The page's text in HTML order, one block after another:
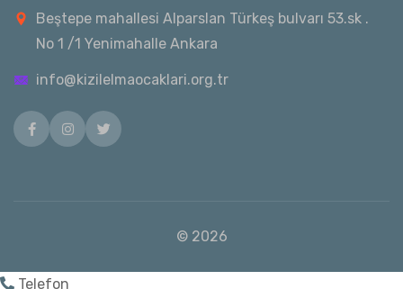
Beştepe mahallesi Alparslan Türkeş bulvarı 53.sk .
No 1 /1 Yenimahalle Ankara
info@kizilelmaocaklari.org.tr
FacebookInstagramTwitter
© 2026
Telefon